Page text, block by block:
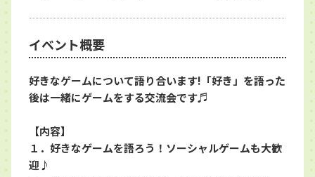
イベント概要
好きなゲームについて語り合います!「好き」を語った
後は一緒にゲームをする交流会です♬
【内容】
１．好きなゲームを語ろう！ソーシャルゲームも大歓
迎♪